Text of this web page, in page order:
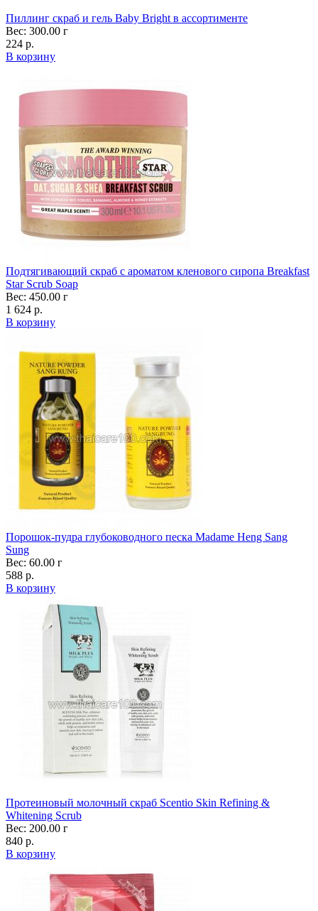
Пиллинг скраб и гель Baby Bright в ассортименте
Вес: 300.00 г
224 р.
В корзину
Подтягивающий скраб с ароматом кленового сиропа Breakfast
Star Scrub Soap
Вес: 450.00 г
1 624 р.
В корзину
Порошок-пудра глубоководного песка Madame Heng Sang
Sung
Вес: 60.00 г
588 р.
В корзину
Протеиновый молочный скраб Scentio Skin Refining &
Whitening Scrub
Вес: 200.00 г
840 р.
В корзину